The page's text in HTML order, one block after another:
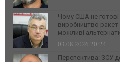
Чому США не готові
виробництво ракет
можливі
03.08.2026 20:24
Перспектива: ЗСУ